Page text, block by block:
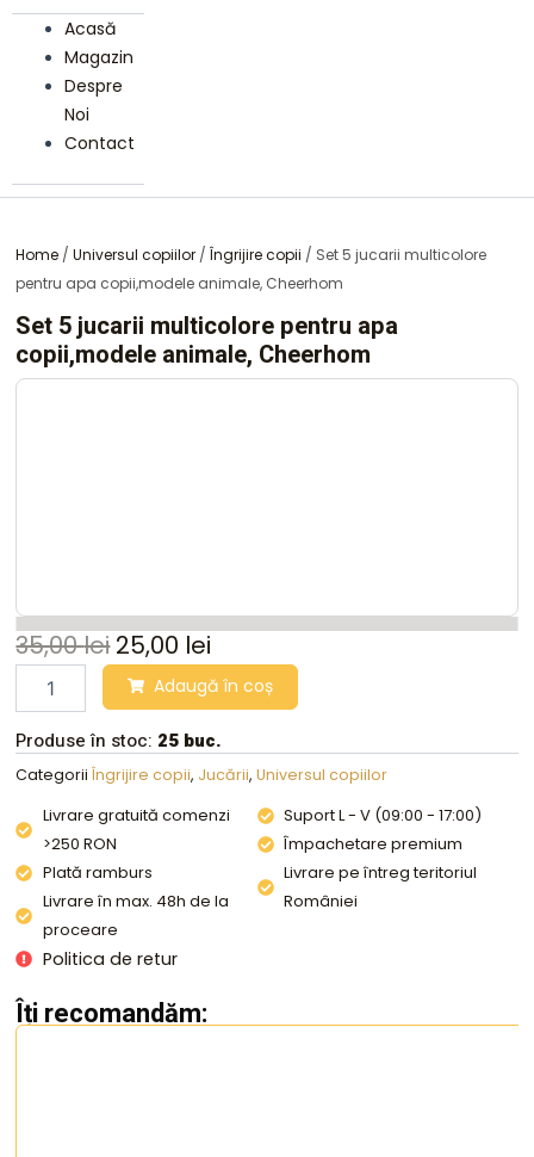
Acasă
Magazin
Despre
Noi
Contact
Home /Universul copiilor /Îngrijire copii / Set 5 jucarii multicolore
pentru apa copii,modele animale, Cheerhom
Set 5 jucarii multicolore pentru apa
copii,modele animale, Cheerhom
35,00lei25,00 lei
multicolore
pentru
copii,modele
animale,
Cheerhom
Adaugă în coș
Produse în stoc: 25 buc.
Categorii Îngrijire copii, Jucării,Universul copiilor
Livrare gratuită comenzi
>250 RON
Plată ramburs
Livrare în max. 48h de la
proceare
Suport L - V (09:00 - 17:00)
Împachetare premium
Livrare pe întreg teritoriul
României
Politica de retur
Îți recomandăm: